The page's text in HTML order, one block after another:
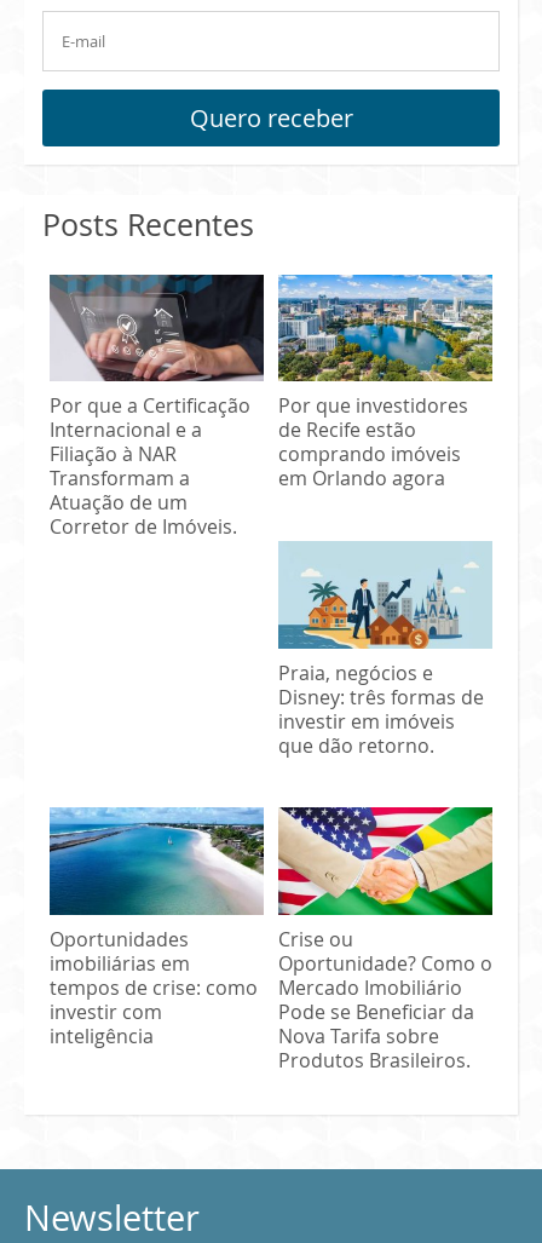
Quero receber
Posts Recentes
Por que a Certificação
Internacional e a
Filiação à NAR
Transformam a
Atuação de um
Corretor de Imóveis.
Por que investidores
de Recife estão
comprando imóveis
em Orlando agora
Praia, negócios e
Disney: três formas de
investir em imóveis
que dão retorno.
Oportunidades
imobiliárias em
tempos de crise: como
investir com
inteligência
Crise ou
Oportunidade? Como o
Mercado Imobiliário
Pode se Beneficiar da
Nova Tarifa sobre
Produtos Brasileiros.
Newsletter